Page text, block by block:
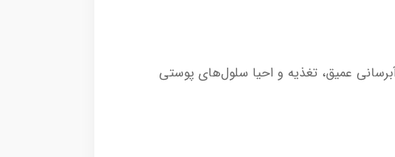
عمیق، تغذیه و احیا سلول‌های پوستی